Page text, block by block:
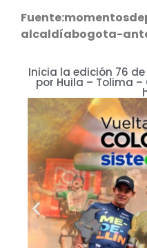
alcaldíabogota-
Inicia la edición 76
por Huila – Tolima